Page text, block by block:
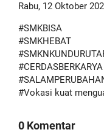
Rabu, 12 Oktober
#SMKBISA
#SMKHEBAT
#CERDASBERKARYA
#Vokasi kuat
0 Komentar